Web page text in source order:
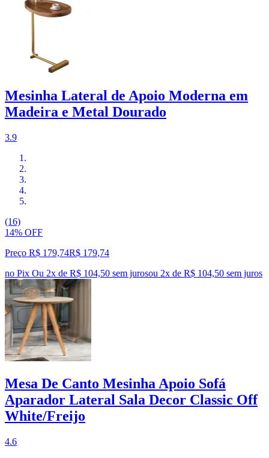
Mesinha Lateral de Apoio Moderna em
Madeira e Metal Dourado
3.9
(16)
14% OFF
Preço R$ 179,74R$ 179,74
no Pix Ou 2x de R$ 104,50 sem jurosou 2x de R$ 104,50 sem juros
Mesa De Canto Mesinha Apoio Sofá
Aparador Lateral Sala Decor Classic Off
White/Freijo
4.6